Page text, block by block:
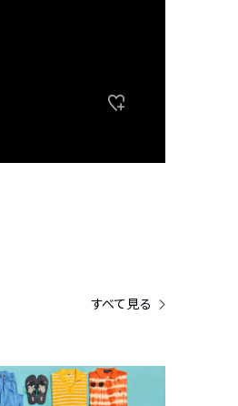
すべて見る